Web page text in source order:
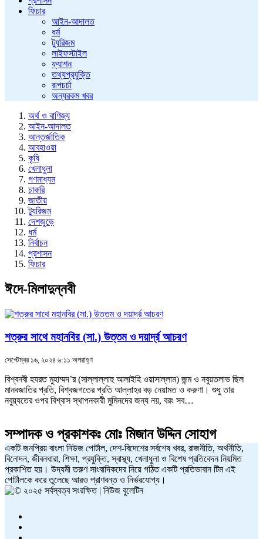
ফিচার
আইন-আদালত
ধর্ম
ট্যুরিজম
লাইফস্টাইল
ফ্যাশন
তথ্যপ্রযুক্তি
রূপচর্চা
অন্যরকম খবর
অর্থ ও বাণিজ্য
আইন-আদালত
আন্তর্জাতিক
আবহাওয়া
কৃষি
খেলাধুলা
গণমাধ্যম
চাকরি
জাতীয়
ট্যুরিজম
দেশজুড়ে
ধর্ম
নির্বাচন
প্রশাসন
ফিচার
ঈদে-মিলাদুন্নবী
শত্রুর সাথে মহানবির (সা.) উত্তম ও দয়ার্দ্র আচরণ
সেপ্টেম্বর ১৬, ২০২৪ ৬:১১ অপরাহ্ণ
বিশ্বনবী হযরত মুহাম্মদ’র (সাল্লাল্লাহু আলাইহি ওয়াসাল্লাম) জন্ম ও নবুয়তলাভ ছিল
মানবজাতির প্রতি, বিশ্বজগতের প্রতি আল্লাহর বড় নেয়ামত ও করুণা। শুধু তার
নবুয়্যতের ওপর বিশ্বাস স্থাপনকারী মুমিনদের জন্য নয়, বরং সব…
সম্পাদক ও প্রকাশকঃ মোঃ মিজান উদ্দিন সোহাগ
একটি জনপ্রিয় বাংলা নিউজ পোর্টাল, দেশ-বিদেশের সর্বশেষ খবর, রাজনীতি, অর্থনীতি,
বিনোদন, জীবনধারা, শিক্ষা, প্রযুক্তি, স্বাস্থ্য, খেলাধুলা ও বিশেষ প্রতিবেদন নিয়মিত
প্রকাশিত হয়। উদ্যমী তরুণ সাংবাদিকদের নিয়ে গঠিত একটি প্রতিভাবান টিম এই
পোর্টালকে করে তুলেছে আরও প্রাণবন্ত ও নির্ভরযোগ্য।